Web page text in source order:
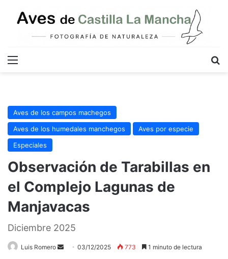
Menú
Aves de los campos machegos
Aves de los humedales manchegos
Aves por especie
Especiales
Observación de Tarabillas en
el Complejo Lagunas de
Manjavacas
Diciembre 2025
Luis Romero
Send03/12/2025 773 1 minuto de lectura